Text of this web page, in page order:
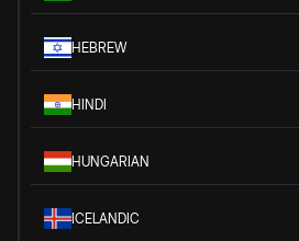
HEBREW
HINDI
HUNGARIAN
ICELANDIC